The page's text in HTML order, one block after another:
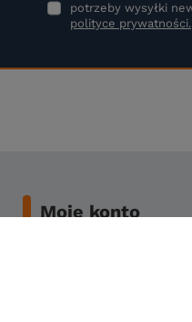
potrzeby wysyłki
polityce prywatności.
Moje konto